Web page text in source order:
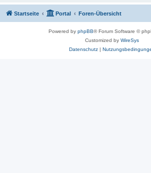
Startseite Portal Foren-Übersicht
Powered by phpBB® Forum Software ©
Customized by WireSys
Datenschutz|